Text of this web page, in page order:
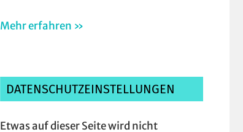
Mehr erfahren »
DATENSCHUTZEINSTELLUNGEN
Etwas auf dieser Seite wird nicht